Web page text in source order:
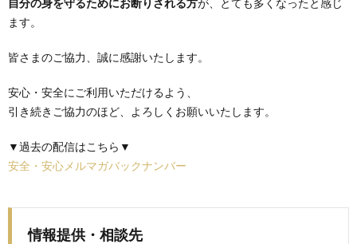
ます。
皆さまのご協力、誠に感謝いたします。
安心・安全にご利用いただけるよう、
引き続きご協力のほど、よろしくお願いいたします。
▼過去の配信はこちら▼
安全・安心メルマガバックナンバー
情報提供・相談先